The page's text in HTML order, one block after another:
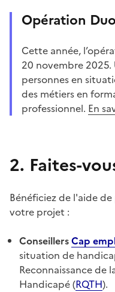
Opération
Cette année,
20 novembre 2025.
personnes en
des métiers en
professionnel. En
2. Faites-
Bénéficiez de l'aide
votre projet :
ConseillersCap
situation de
Reconnaissance de
Handicapé (RQTH).